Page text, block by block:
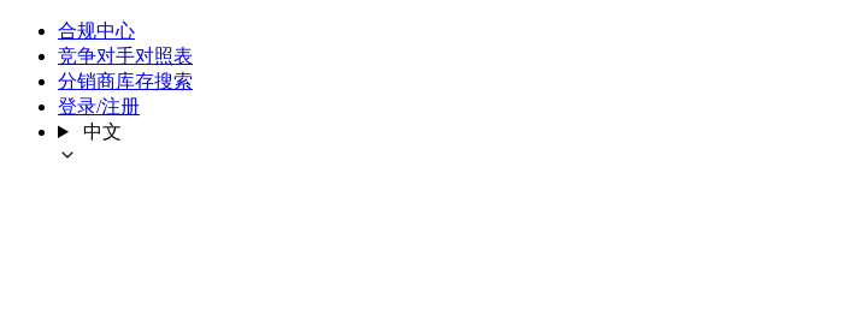
合规中心
竞争对手对照表
分销商库存搜索
登录/注册
中文